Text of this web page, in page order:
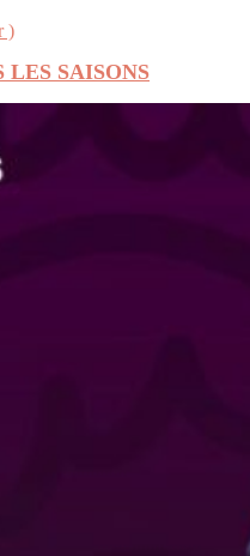
)
LES SAISONS